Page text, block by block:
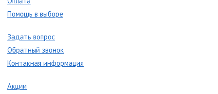
Помощь в выборе
Задать вопрос
Обратный звонок
Контакная информация
Акции